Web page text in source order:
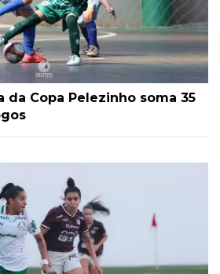
da Copa Pelezinho soma 35